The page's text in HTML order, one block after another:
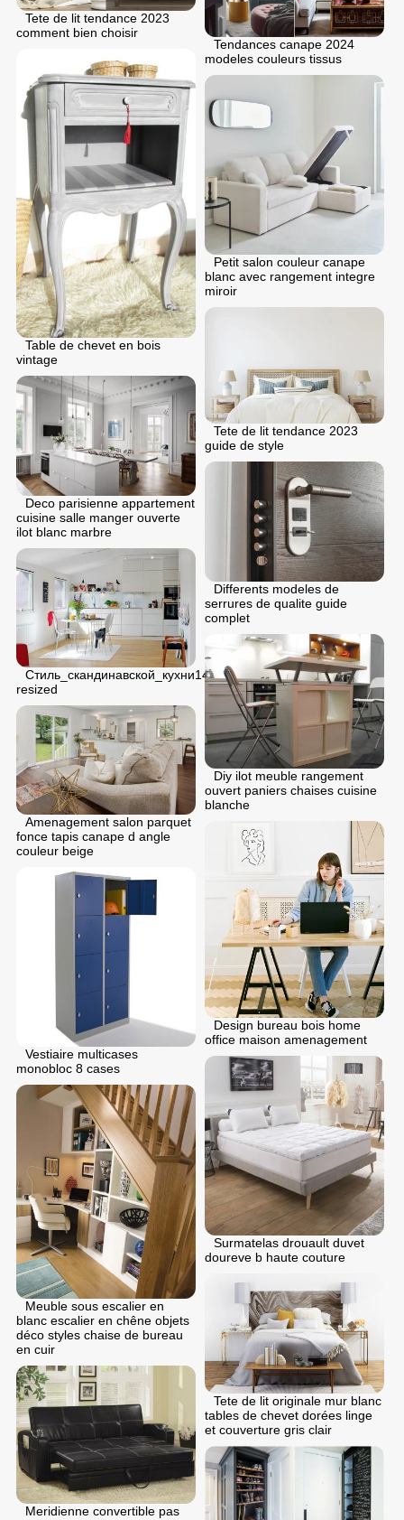
Tete de lit tendance 2023
comment bien choisir
Tendances canape 2024
modeles couleurs tissus
Table de chevet en bois
vintage
Petit salon couleur canape
blanc avec rangement integre
miroir
Tete de lit tendance 2023
guide de style
Deco parisienne appartement
cuisine salle manger ouverte
ilot blanc marbre
Differents modeles de
serrures de qualite guide
complet
Стиль_скандинавской_кухни14
resized
Diy ilot meuble rangement
ouvert paniers chaises cuisine
blanche
Amenagement salon parquet
fonce tapis canape d angle
couleur beige
Design bureau bois home
office maison amenagement
Vestiaire multicases
monobloc 8 cases
Surmatelas drouault duvet
doureve b haute couture
Meuble sous escalier en
blanc escalier en chêne objets
déco styles chaise de bureau
en cuir
Tete de lit originale mur blanc
tables de chevet dorées linge
et couverture gris clair
Meridienne convertible pas